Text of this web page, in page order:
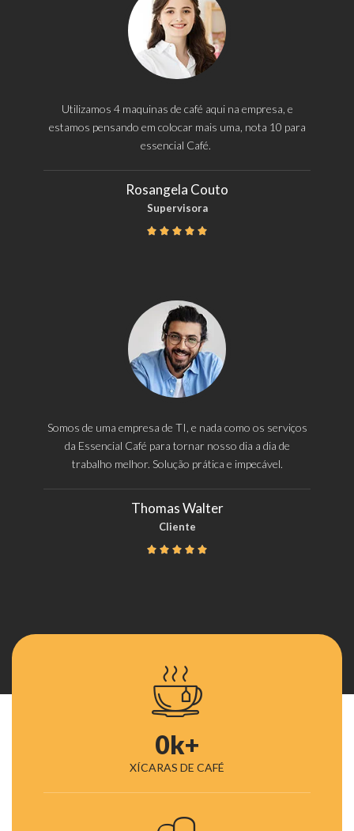
Utilizamos 4 maquinas de café aqui na empresa, e
estamos pensando em colocar mais uma, nota 10 para
essencial Café.
Rosangela Couto
Supervisora
    
Somos de uma empresa de TI, e nada como os serviços
da Essencial Café para tornar nosso dia a dia de
trabalho melhor. Solução prática e impecável.
Thomas Walter
Cliente
    
XÍCARAS DE CAFÉ
0k+